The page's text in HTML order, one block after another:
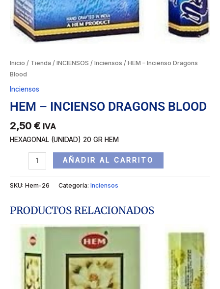
Inicio / Tienda / INCIENSOS / Inciensos / HEM – Incienso Dragons
Blood
Inciensos
HEM – INCIENSO DRAGONS BLOOD
2,50 € IVA
HEXAGONAL (UNIDAD) 20 GR HEM
AÑADIR AL CARRITO
SKU: Hem-26 Categoría: Inciensos
PRODUCTOS RELACIONADOS